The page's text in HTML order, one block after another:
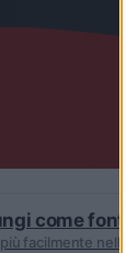
come
facilmente